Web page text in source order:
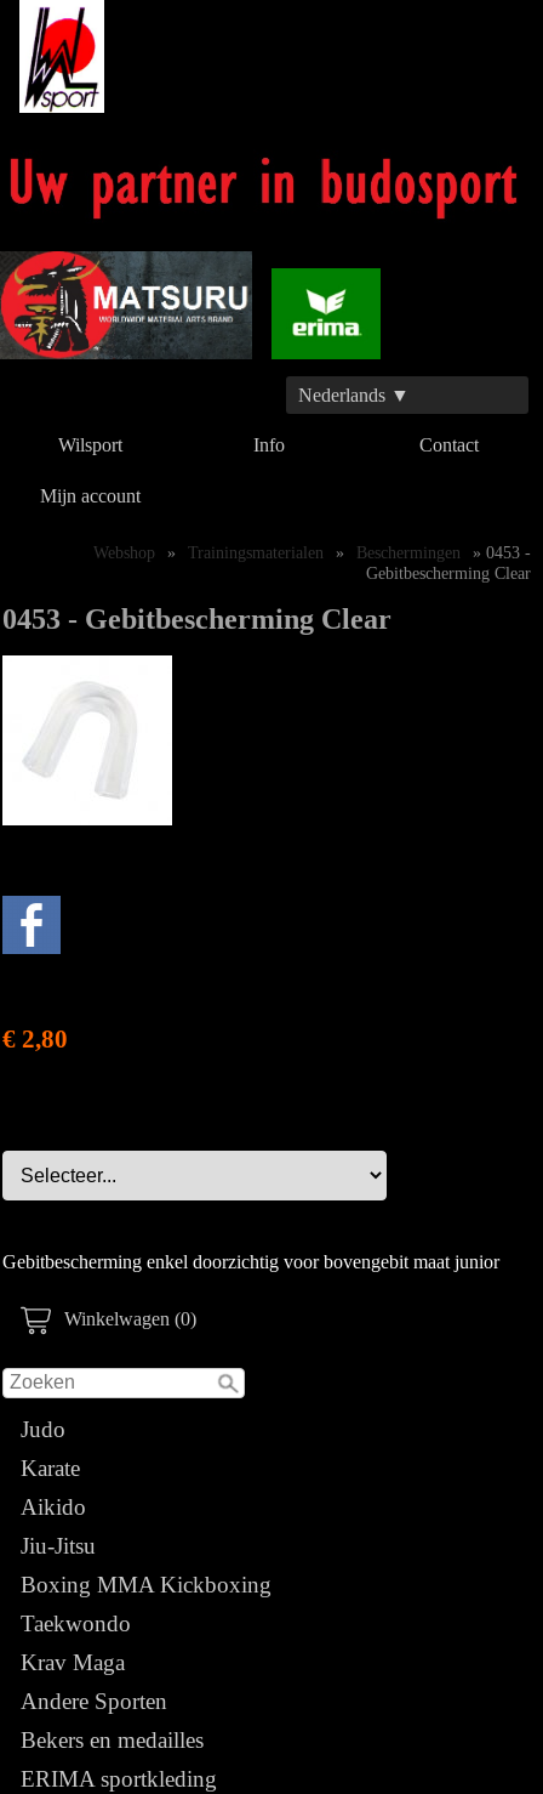
Nederlands ▼
Wilsport Info Contact
Mijn account
Winkelwagen (0)
Judo
Karate
Aikido
Jiu-Jitsu
Boxing MMA Kickboxing
Taekwondo
Krav Maga
Andere Sporten
Bekers en medailles
ERIMA sportkleding
Webshop » Trainingsmaterialen » Beschermingen
» 0453 -
Gebitbescherming Clear
0453 - Gebitbescherming Clear
€ 2,80
Gebitbescherming enkel doorzichtig voor bovengebit maat junior